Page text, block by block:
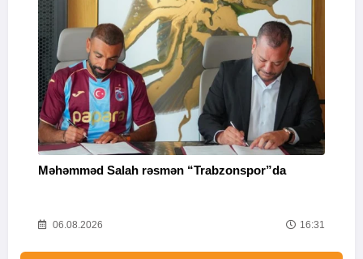
Məhəmməd Salah rəsmən “Trabzonspor”da
06.08.2026 16:31